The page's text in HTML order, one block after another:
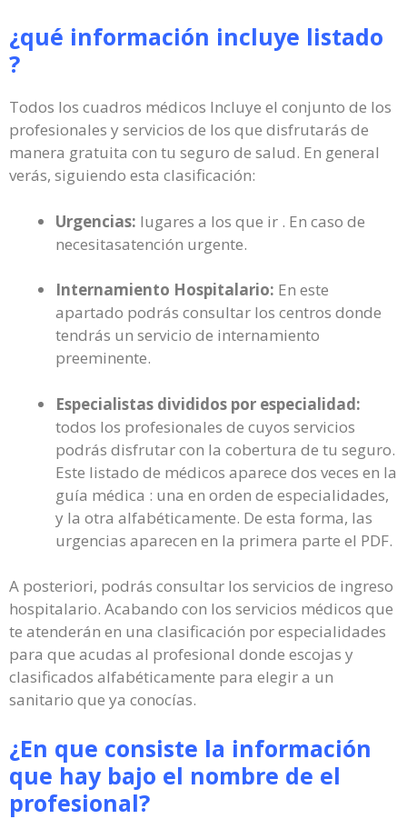
¿qué información incluye listado
?
Todos los cuadros médicos Incluye el conjunto de los
profesionales y servicios de los que disfrutarás de
manera gratuita con tu seguro de salud. En general
verás, siguiendo esta clasificación:
Urgencias: lugares a los que ir . En caso de
necesitasatención urgente.
Internamiento Hospitalario: En este
apartado podrás consultar los centros donde
tendrás un servicio de internamiento
preeminente.
Especialistas divididos por especialidad:
todos los profesionales de cuyos servicios
podrás disfrutar con la cobertura de tu seguro.
Este listado de médicos aparece dos veces en la
guía médica : una en orden de especialidades,
y la otra alfabéticamente. De esta forma, las
urgencias aparecen en la primera parte el PDF.
A posteriori, podrás consultar los servicios de ingreso
hospitalario. Acabando con los servicios médicos que
te atenderán en una clasificación por especialidades
para que acudas al profesional donde escojas y
clasificados alfabéticamente para elegir a un
sanitario que ya conocías.
¿En que consiste la información
que hay bajo el nombre de el
profesional?